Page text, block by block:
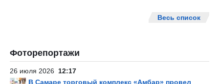
Весь список
Фоторепортажи
26 июля 2026 12:17
В Самаре торговый комплекс «Амбар» провел